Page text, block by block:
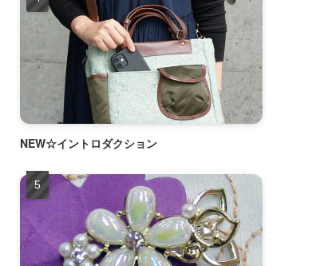
NEW☆イントロダクション